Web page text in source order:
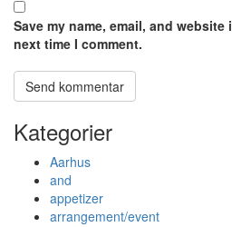
Save my name, email, and
next time I comment.
Kategorier
Aarhus
and
appetizer
arrangement/event